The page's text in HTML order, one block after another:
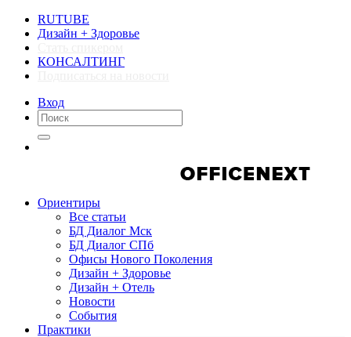
RUTUBE
Дизайн + Здоровье
КОНСАЛТИНГ
Вход
Ориентиры
Все статьи
БД Диалог Мск
БД Диалог СПб
Офисы Нового Поколения
Дизайн + Здоровье
Дизайн + Отель
Новости
События
Практики